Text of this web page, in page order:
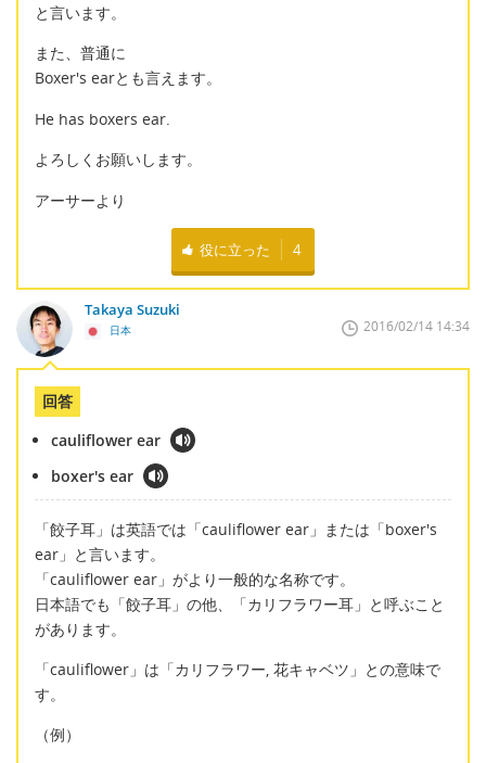
と言います。
また、普通に
Boxer's earとも言えます。
He has boxers ear.
よろしくお願いします。
アーサーより
役に立った 4
Takaya Suzuki
日本 2016/02/14 14:34
回答
cauliflower ear
boxer's ear
「餃子耳」は英語では「cauliflower ear」または「boxer's
ear」と言います。
「cauliflower ear」がより一般的な名称です。
日本語でも「餃子耳」の他、「カリフラワー耳」と呼ぶこと
があります。
「cauliflower」は「カリフラワー, 花キャベツ」との意味で
す。
（例）